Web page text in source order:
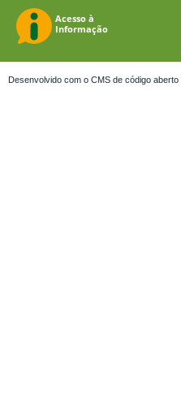
Desenvolvido com o CMS de código aberto